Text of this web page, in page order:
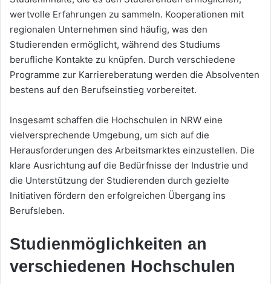
wertvolle Erfahrungen zu sammeln. Kooperationen mit
regionalen Unternehmen sind häufig, was den
Studierenden ermöglicht, während des Studiums
berufliche Kontakte zu knüpfen. Durch verschiedene
Programme zur Karriereberatung werden die Absolventen
bestens auf den Berufseinstieg vorbereitet.
Insgesamt schaffen die Hochschulen in NRW eine
vielversprechende Umgebung, um sich auf die
Herausforderungen des Arbeitsmarktes einzustellen. Die
klare Ausrichtung auf die Bedürfnisse der Industrie und
die Unterstützung der Studierenden durch gezielte
Initiativen fördern den erfolgreichen Übergang ins
Berufsleben.
Studienmöglichkeiten an
verschiedenen Hochschulen